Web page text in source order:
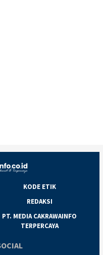
KODE ETIK
REDAKSI
PT. MEDIA CAKRAWAINFO
TERPERCAYA